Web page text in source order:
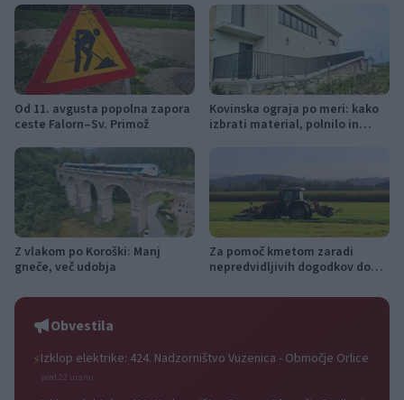
Od 11. avgusta popolna zapora
ceste Falorn–Sv. Primož
Kovinska ograja po meri: kako
izbrati material, polnilo in
Z vlakom po Koroški: Manj
gneče, več udobja
Za pomoč kmetom zaradi
nepredvidljivih dogodkov do
Obvestila
⚡Izklop elektrike: 424. Nadzorništvo Vuzenica - Območje Orlice
pred 22 urami